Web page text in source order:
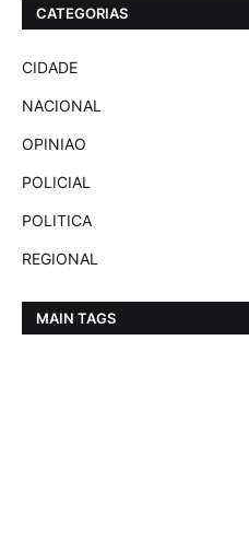
CATEGORIAS
CIDADE
NACIONAL
OPINIAO
POLICIAL
POLITICA
REGIONAL
MAIN TAGS